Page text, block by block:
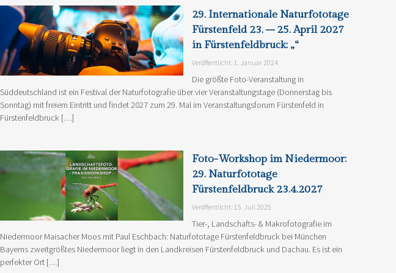
29. Internationale Naturfototage
Fürstenfeld 23. – 25. April 2027
in Fürstenfeldbruck: „“
Veröffentlicht: 1. Januar 2024
Die größte Foto-Veranstaltung in
Süddeutschland ist ein Festival der Naturfotografie über vier Veranstaltungstage (Donnerstag bis
Sonntag) mit freiem Eintritt und findet 2027 zum 29. Mal im Veranstaltungsforum Fürstenfeld in
Fürstenfeldbruck […]
Foto-Workshop im Niedermoor:
29. Naturfototage
Fürstenfeldbruck 23.4.2027
Veröffentlicht: 15. Juli 2025
Tier-, Landschafts- & Makrofotografie im
Niedermoor Maisacher Moos mit Paul Eschbach: Naturfototage Fürstenfeldbruck bei München
Bayerns zweitgrößtes Niedermoor liegt in den Landkreisen Fürstenfeldbruck und Dachau. Es ist ein
perfekter Ort […]